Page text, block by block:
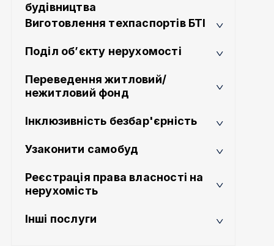
будівництва
Виготовлення техпаспортів БТІ
Поділ об’єкту нерухомості
Переведення житловий/
нежитловий фонд
Інклюзивність безбар'єрність
Узаконити самобуд
Реєстрація права власності на
нерухомість
Інші послуги